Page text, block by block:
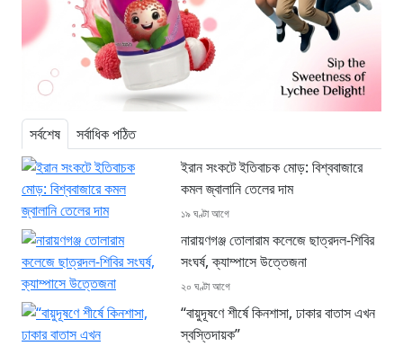
সর্বশেষ
সর্বাধিক পঠিত
ইরান সংকটে ইতিবাচক মোড়: বিশ্ববাজারে
কমল জ্বালানি তেলের দাম
১৯ ঘণ্টা আগে
নারায়ণগঞ্জ তোলারাম কলেজে ছাত্রদল-শিবির
সংঘর্ষ, ক্যাম্পাসে উত্তেজনা
২০ ঘণ্টা আগে
“বায়ুদূষণে শীর্ষে কিনশাসা, ঢাকার বাতাস এখন
স্বস্তিদায়ক”